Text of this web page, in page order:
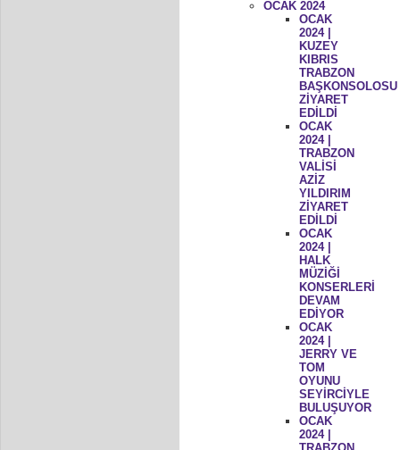
OCAK 2024
OCAK
2024 |
KUZEY
KIBRIS
TRABZON
BAŞKONSOLOSU
ZİYARET
EDİLDİ
OCAK
2024 |
TRABZON
VALİSİ
AZİZ
YILDIRIM
ZİYARET
EDİLDİ
OCAK
2024 |
HALK
MÜZİĞİ
KONSERLERİ
DEVAM
EDİYOR
OCAK
2024 |
JERRY VE
TOM
OYUNU
SEYİRCİYLE
BULUŞUYOR
OCAK
2024 |